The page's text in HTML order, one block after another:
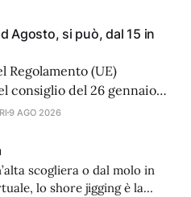
Agosto, si può, dal 15 in
Regolamento (UE)
consiglio del 26 gennaio
per il 2026, le
e nel Mar Nero per alcuni
di stock ittici, recita:
9 AGO 2026
scogliera o dal molo in
lo shore jigging è la